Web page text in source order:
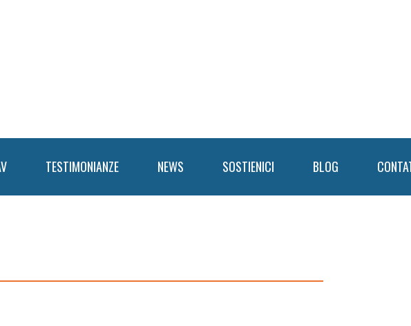
TESTIMONIANZE NEWS SOSTIENICI BLOG